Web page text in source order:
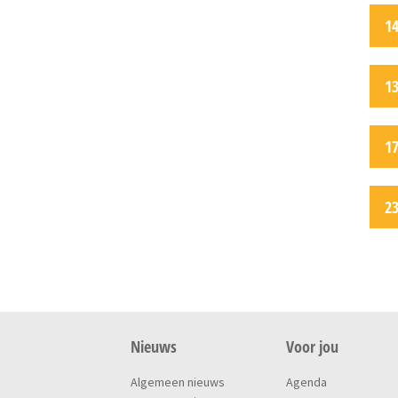
14
13
17
23
Nieuws
Algemeen nieuws
Voor jou
Agenda